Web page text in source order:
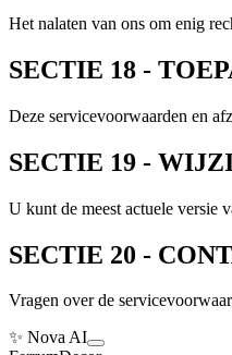
Het nalaten van ons om enig
SECTIE 18 -
Deze servicevoorwaarden en
SECTIE 19 -
U kunt de meest actuele versie
SECTIE 20 -
Vragen over de
✨ Nova AI